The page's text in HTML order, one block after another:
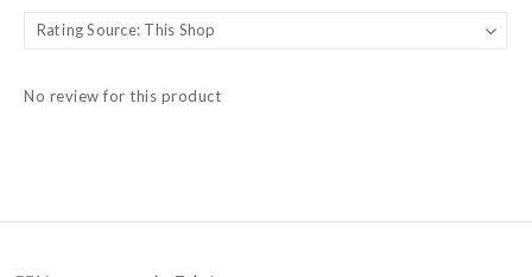
No review for this product